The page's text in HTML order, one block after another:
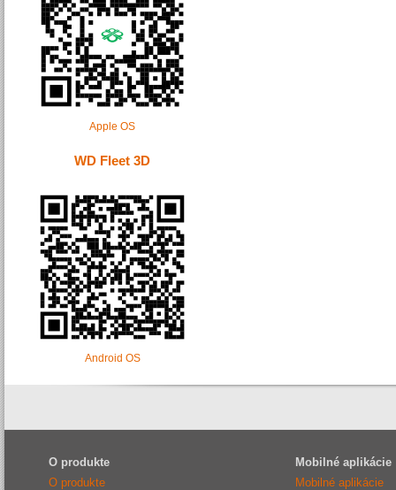
Apple OS
WD Fleet 3D
Android OS
O produkte
O produkte
Mobilné aplikácie
Mobilné aplikácie